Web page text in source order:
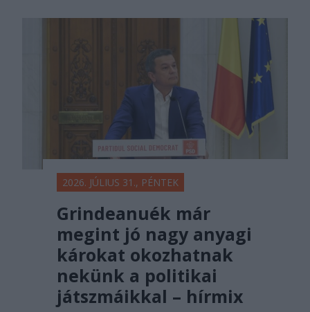
2026. JÚLIUS 31., PÉNTEK
Grindeanuék már
megint jó nagy anyagi
károkat okozhatnak
nekünk a politikai
játszmáikkal – hírmix